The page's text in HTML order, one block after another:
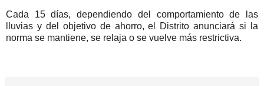
Cada 15 días, dependiendo del comportamiento de las
lluvias y del objetivo de ahorro, el Distrito anunciará si la
norma se mantiene, se relaja o se vuelve más restrictiva.